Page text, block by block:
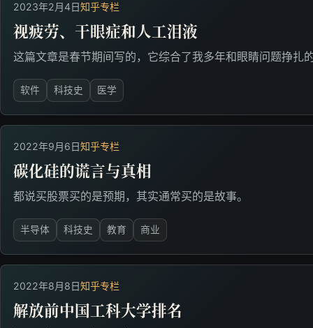
2023年2月4日知乎专栏
视疲劳、干眼症和人工泪液
这篇文章是春节期间写的，它综合了我多年和眼睛问题挣扎
软件 科技史 医学
2022年9月6日知乎专栏
碳化硅的谎言与真相
都说买股票买的是预期，其实通常买的是故事。
半导体 科技史 教育 商业
2022年8月8日知乎专栏
解放前中国工科大学排名